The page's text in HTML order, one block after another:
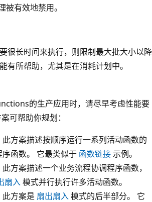
被有效地禁用。
很长时间来执行，则限制最大批大小以降
有所帮助，尤其是在消耗计划中。
的生产应用时，请尽早考虑性能要
可帮助你规划：
此方案描述按顺序运行一系列活动函数的
函数。 它最类似于 函数链接示例。
此方案描述一个业务流程协调程序函数，
扇入模式并行执行许多活动函数。
此方案是 扇出扇入模式的后半部分。 它